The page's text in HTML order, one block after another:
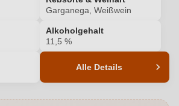
Garganega, Weißwein
Alkoholgehalt
11,5 %
Alle Details